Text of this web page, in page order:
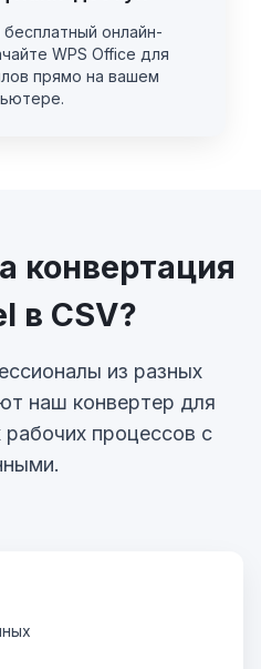
онлайн-
WPS Office для
прямо на вашем
конвертация
в CSV?
из разных
наш конвертер для
процессов с